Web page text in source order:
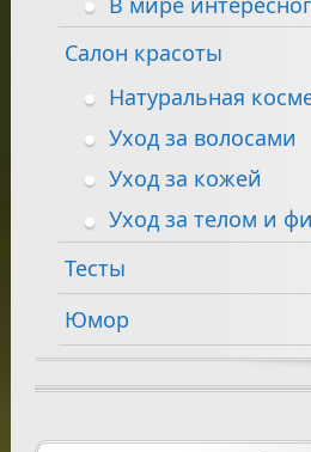
Салон красоты
Натуральная
Уход за волосами
Уход за кожей
Уход за телом и
Тесты
Юмор